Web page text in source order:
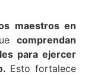
maestros en
comprendan
para ejercer
Esto fortalece